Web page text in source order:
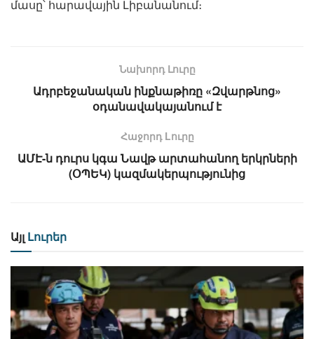
մասը՝ հարավային Լիբանանում։
Նախորդ Լուրը
Ադրբեջանական ինքնաթիռը «Զվարթնոց»
օդանավակայանում է
Հաջորդ Lուրը
ԱՄԷ-ն դուրս կգա Նավթ արտահանող երկրների
(ՕՊԵԿ) կազմակերպությունից
Այլ Լուրեր